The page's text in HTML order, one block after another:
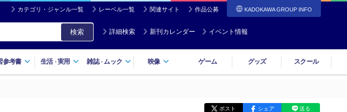
カテゴリ・ジャンル一覧 レーベル一覧 関連サイト 作品公募 KADOKAWA GROUP INFO
検索 詳細検索 新刊カレンダー イベント情報
参考書 生活・実用 雑誌・ ムック 映像 ゲーム グッズ スクール
ポスト シェア 送る